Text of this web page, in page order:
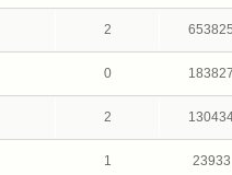
2 653825
0 183827
2
1 23933